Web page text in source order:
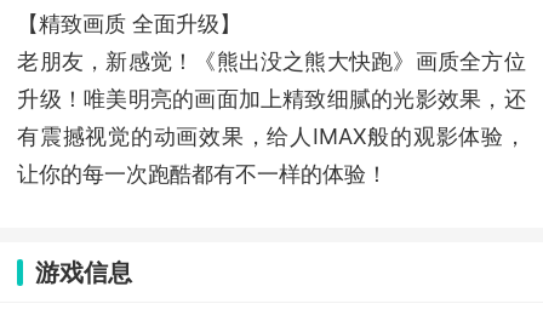
【精致画质 全面升级】
老朋友，新感觉！《熊出没之熊大快跑》画质全方位
升级！唯美明亮的画面加上精致细腻的光影效果，还
有震撼视觉的动画效果，给人IMAX般的观影体验，
让你的每一次跑酷都有不一样的体验！
游戏信息